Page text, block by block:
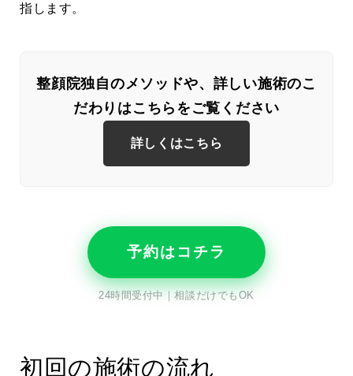
指します。
整顔院独自のメソッドや、詳しい施術のこ
だわりはこちらをご覧ください
詳しくはこちら
予約はコチラ
24時間受付中｜相談だけでもOK
初回の施術の流れ